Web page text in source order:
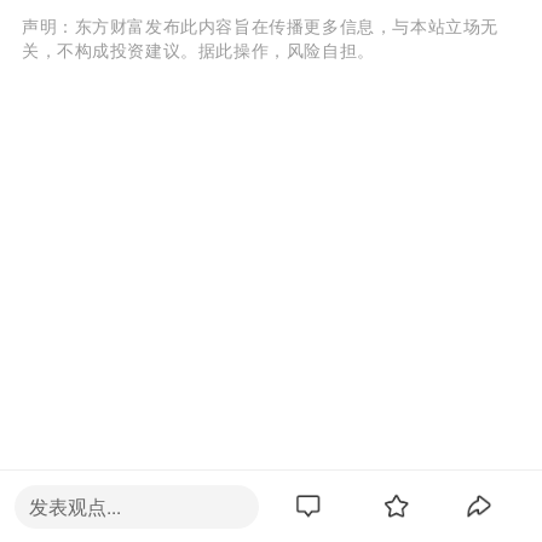
声明：东方财富发布此内容旨在传播更多信息，与本站立场无
关，不构成投资建议。据此操作，风险自担。
发表观点...